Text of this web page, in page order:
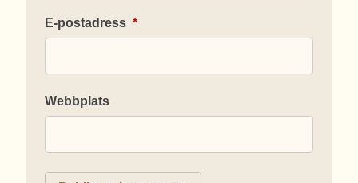
E-postadress *
Webbplats